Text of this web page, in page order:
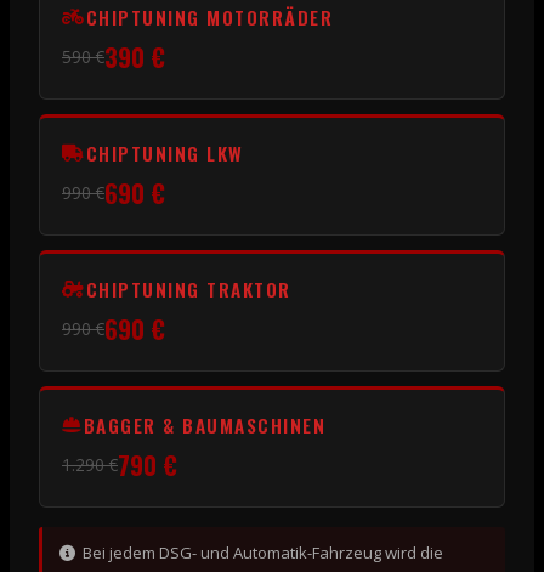
CHIPTUNING MOTORRÄDER
590 €390 €
CHIPTUNING LKW
990 €690 €
CHIPTUNING TRAKTOR
990 €690 €
BAGGER & BAUMASCHINEN
1.290 €790 €
Bei jedem DSG- und Automatik-Fahrzeug wird die